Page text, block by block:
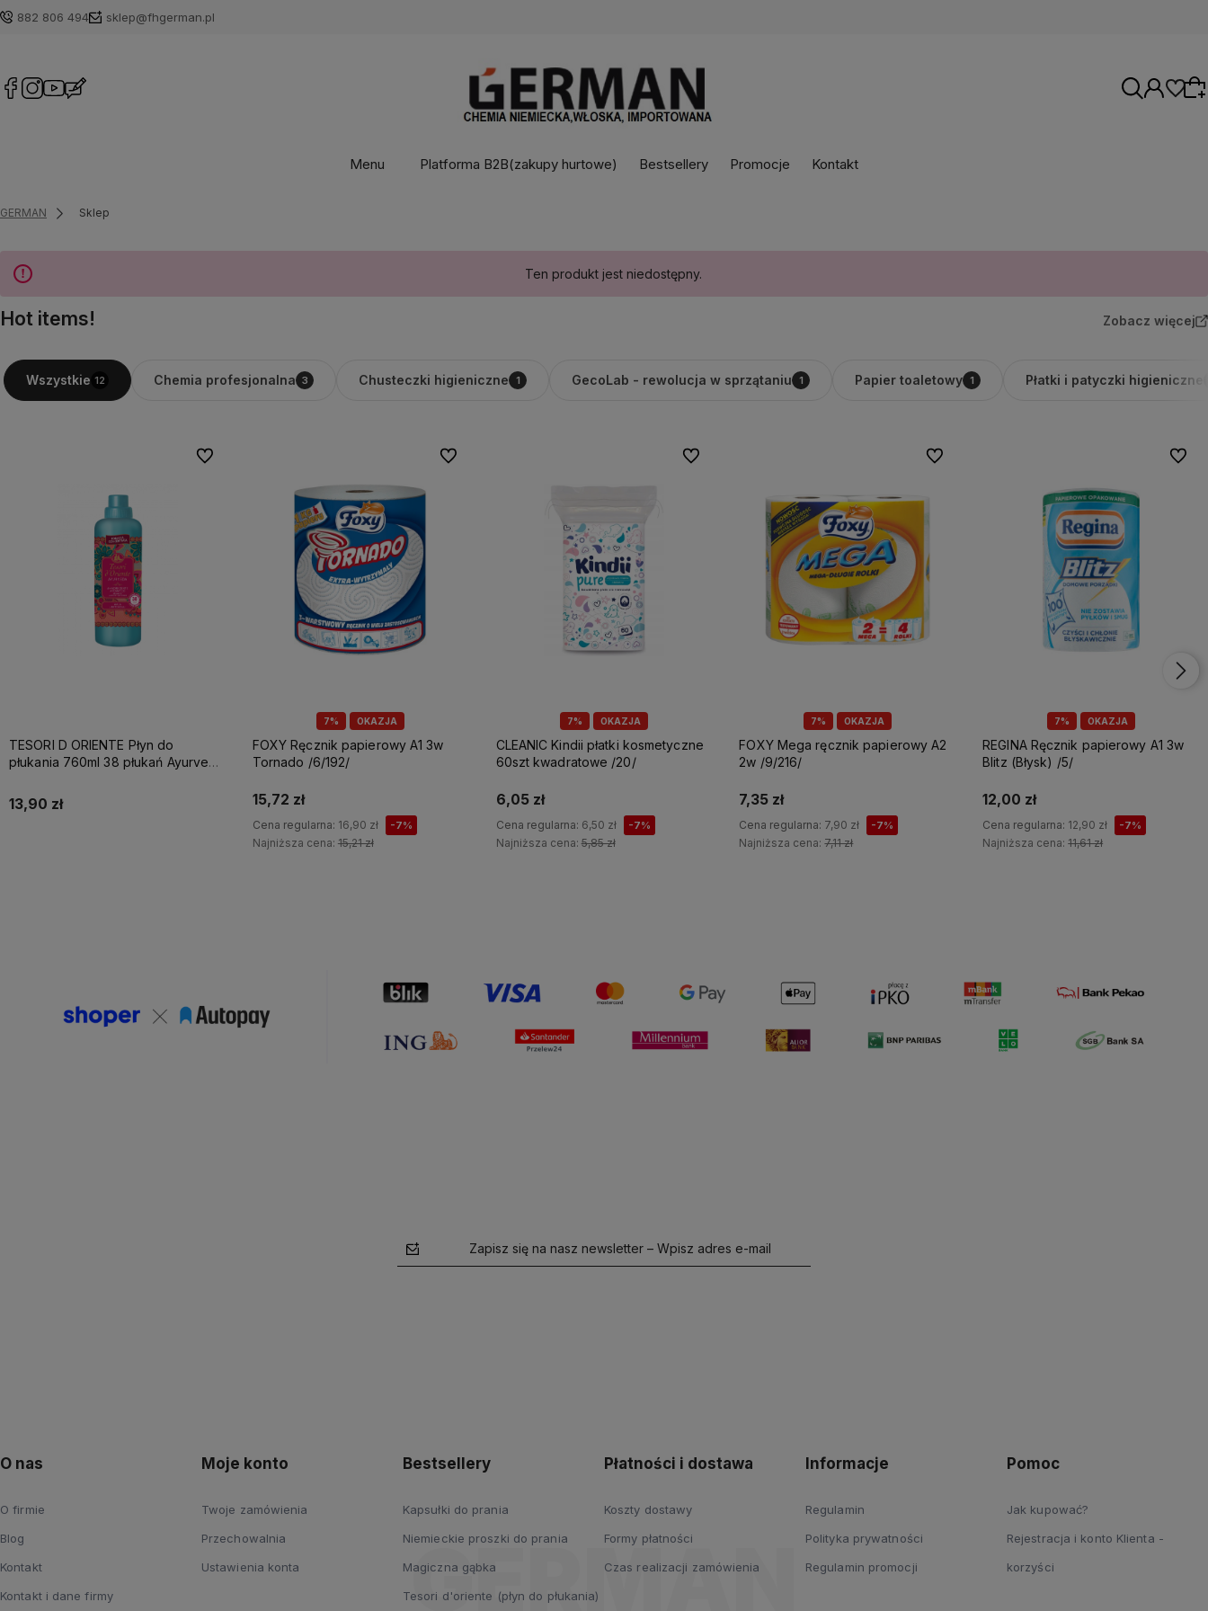
882 806 494 sklep@fhgerman.pl
Menu Platforma B2B(zakupy hurtowe) Bestsellery Promocje Kontakt
GERMAN Sklep
Ten produkt jest niedostępny.
Hot items! Zobacz więcej
Wszystkie 12 Chemia profesjonalna 3 Chusteczki higieniczne 1 GecoLab - rewolucja w sprzątaniu 1 Papier toaletowy 1 Płatki i patyczki higieniczne
TESORI D ORIENTE Płyn do
płukania 760ml 38 płukań Ayurveda
13,90 zł
Do ulubionych
7% OKAZJA
FOXY Ręcznik papierowy A1 3w
Tornado /6/192/
15,72 zł
Cena regularna: 16,90 zł -7%
Najniższa cena: 15,21 zł
Do ulubionych
7% OKAZJA
CLEANIC Kindii płatki kosmetyczne
60szt kwadratowe /20/
6,05 zł
Cena regularna: 6,50 zł -7%
Najniższa cena:5,85 zł
Do ulubionych
7% OKAZJA
FOXY Mega ręcznik papierowy A2
2w /9/216/
7,35 zł
Cena regularna: 7,90 zł -7%
Najniższa cena:7,11 zł
Do ulubionych
7% OKAZJA
REGINA Ręcznik papierowy A1 3w
Blitz (Błysk) /5/
12,00 zł
Cena regularna: 12,90 zł -7%
Najniższa cena:11,61 zł
Do
Zapisz się na nasz newsletter – Wpisz adres e-mail
O nas
O firmie
Blog
Kontakt
Kontakt i dane firmy
Moje konto
Twoje zamówienia
Przechowalnia
Ustawienia konta
Bestsellery
Kapsułki do prania
Niemieckie proszki do prania
Magiczna gąbka
Tesori d'oriente (płyn do płukania)
Płatności i dostawa
Koszty dostawy
Formy płatności
Czas realizacji zamówienia
Informacje
Regulamin
Polityka prywatności
Regulamin promocji
Pomoc
Jak kupować?
Rejestracja i konto Klienta -
korzyści